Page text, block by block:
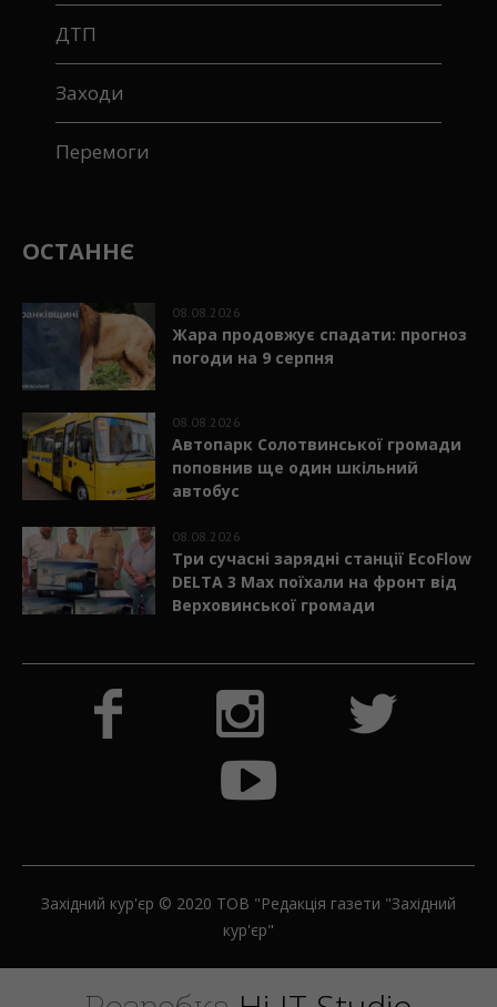
ДТП
Заходи
Перемоги
ОСТАННЄ
08.08.2026
Жара продовжує спадати: прогноз
погоди на 9 серпня
08.08.2026
Автопарк Солотвинської громади
поповнив ще один шкільний
автобус
08.08.2026
Три сучасні зарядні станції EcoFlow
DELTA 3 Max поїхали на фронт від
Верховинської громади
Західний кур'єр © 2020 ТОВ "Редакція газети "Західний
кур'єр"